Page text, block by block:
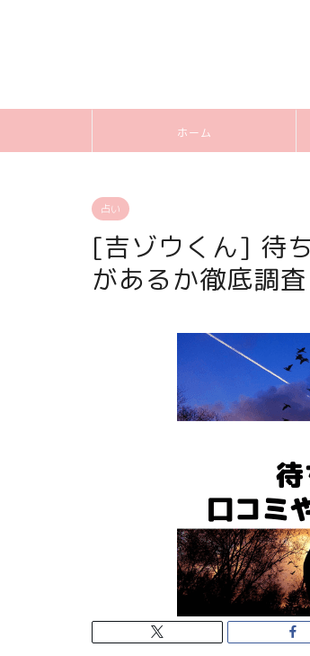
ホーム
占い
[吉ゾウくん] 待
があるか徹底調査